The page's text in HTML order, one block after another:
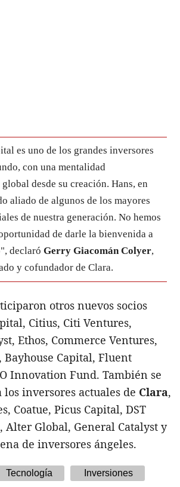
es uno de los grandes inversores
con una mentalidad
desde su creación. Hans, en
aliado de algunos de los mayores
de nuestra generación. No hemos
de darle la bienvenida a
declaró Gerry Giacomán Colyer,
y cofundador de Clara.
otros nuevos socios
Citius, Citi Ventures,
Ethos, Commerce Ventures,
Bayhouse Capital, Fluent
Innovation Fund. También se
inversores actuales de Clara,
Coatue, Picus Capital, DST
Alter Global, General Catalyst y
de inversores ángeles.
Tecnología Inversiones